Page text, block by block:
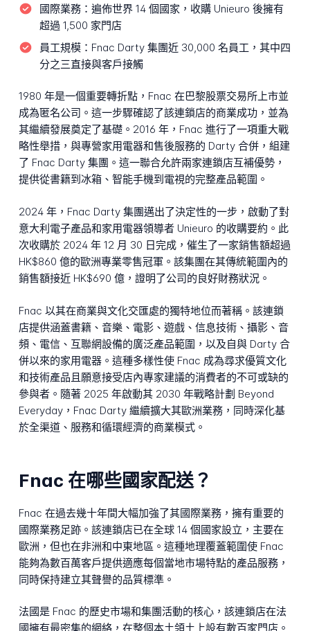
國際業務： 遍佈世界 14 個國家，收購 Unieuro 後擁有
超過 1,500 家門店
員工規模： Fnac Darty 集團近 30,000 名員工，其中四
分之三直接與客戶接觸
1980 年是一個重要轉折點，Fnac 在巴黎股票交易所上市並
成為匿名公司。這一步驟確認了該連鎖店的商業成功，並為
其繼續發展奠定了基礎。2016 年，Fnac 進行了一項重大戰
略性舉措，與專營家用電器和售後服務的 Darty 合併，組建
了 Fnac Darty 集團。這一聯合允許兩家連鎖店互補優勢，
提供從書籍到冰箱、智能手機到電視的完整產品範圍。
2024 年，Fnac Darty 集團邁出了決定性的一步，啟動了對
意大利電子產品和家用電器領導者 Unieuro 的收購要約。此
次收購於 2024 年 12 月 30 日完成，催生了一家銷售額超過
HK$860 億的歐洲專業零售冠軍。該集團在其傳統範圍內的
銷售額接近 HK$690 億，證明了公司的良好財務狀況。
Fnac 以其在商業與文化交匯處的獨特地位而著稱。該連鎖
店提供涵蓋書籍、音樂、電影、遊戲、信息技術、攝影、音
頻、電信、互聯網設備的廣泛產品範圍，以及自與 Darty 合
併以來的家用電器。這種多樣性使 Fnac 成為尋求優質文化
和技術產品且願意接受店內專家建議的消費者的不可或缺的
參與者。隨著 2025 年啟動其 2030 年戰略計劃 Beyond
Everyday，Fnac Darty 繼續擴大其歐洲業務，同時深化基
於全渠道、服務和循環經濟的商業模式。
Fnac 在哪些國家配送？
Fnac 在過去幾十年間大幅加強了其國際業務，擁有重要的
國際業務足跡。該連鎖店已在全球 14 個國家設立，主要在
歐洲，但也在非洲和中東地區。這種地理覆蓋範圍使 Fnac
能夠為數百萬客戶提供適應每個當地市場特點的產品服務，
同時保持建立其聲譽的品質標準。
法國是 Fnac 的歷史市場和集團活動的核心，該連鎖店在法
國擁有最密集的網絡，在整個本土領土上設有數百家門店。